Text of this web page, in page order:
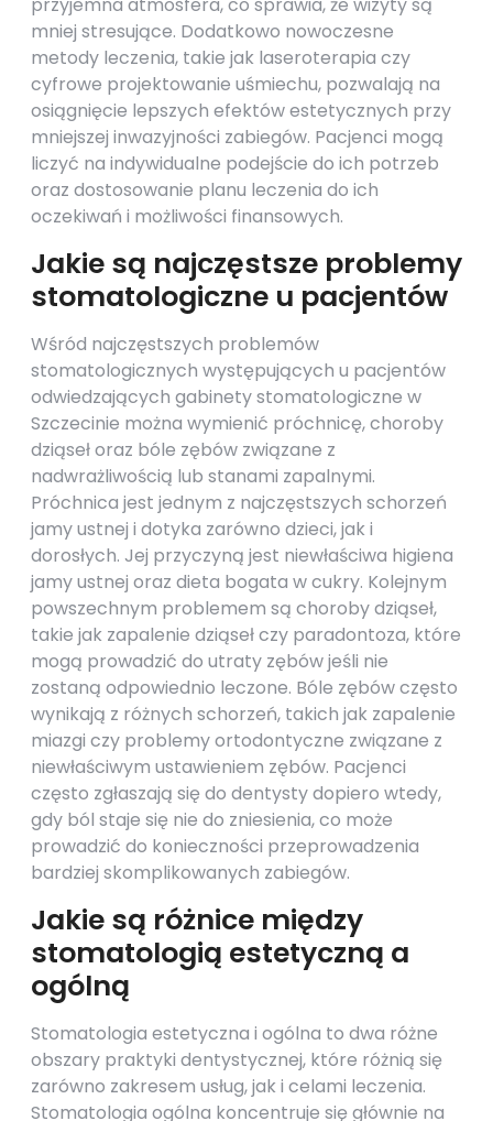
mniej stresujące. Dodatkowo nowoczesne
metody leczenia, takie jak laseroterapia czy
cyfrowe projektowanie uśmiechu, pozwalają na
osiągnięcie lepszych efektów estetycznych przy
mniejszej inwazyjności zabiegów. Pacjenci mogą
liczyć na indywidualne podejście do ich potrzeb
oraz dostosowanie planu leczenia do ich
oczekiwań i możliwości finansowych.
Jakie są najczęstsze problemy
stomatologiczne u pacjentów
Wśród najczęstszych problemów
stomatologicznych występujących u pacjentów
odwiedzających gabinety stomatologiczne w
Szczecinie można wymienić próchnicę, choroby
dziąseł oraz bóle zębów związane z
nadwrażliwością lub stanami zapalnymi.
Próchnica jest jednym z najczęstszych schorzeń
jamy ustnej i dotyka zarówno dzieci, jak i
dorosłych. Jej przyczyną jest niewłaściwa higiena
jamy ustnej oraz dieta bogata w cukry. Kolejnym
powszechnym problemem są choroby dziąseł,
takie jak zapalenie dziąseł czy paradontoza, które
mogą prowadzić do utraty zębów jeśli nie
zostaną odpowiednio leczone. Bóle zębów często
wynikają z różnych schorzeń, takich jak zapalenie
miazgi czy problemy ortodontyczne związane z
niewłaściwym ustawieniem zębów. Pacjenci
często zgłaszają się do dentysty dopiero wtedy,
gdy ból staje się nie do zniesienia, co może
prowadzić do konieczności przeprowadzenia
bardziej skomplikowanych zabiegów.
Jakie są różnice między
stomatologią estetyczną a
ogólną
Stomatologia estetyczna i ogólna to dwa różne
obszary praktyki dentystycznej, które różnią się
zarówno zakresem usług, jak i celami leczenia.
Stomatologia ogólna koncentruje się głównie na